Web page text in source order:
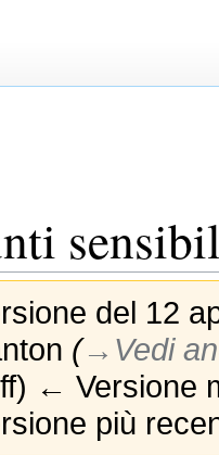
del 12
(→‎Vedi
← Versione
più